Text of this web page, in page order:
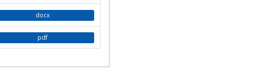
docx
pdf